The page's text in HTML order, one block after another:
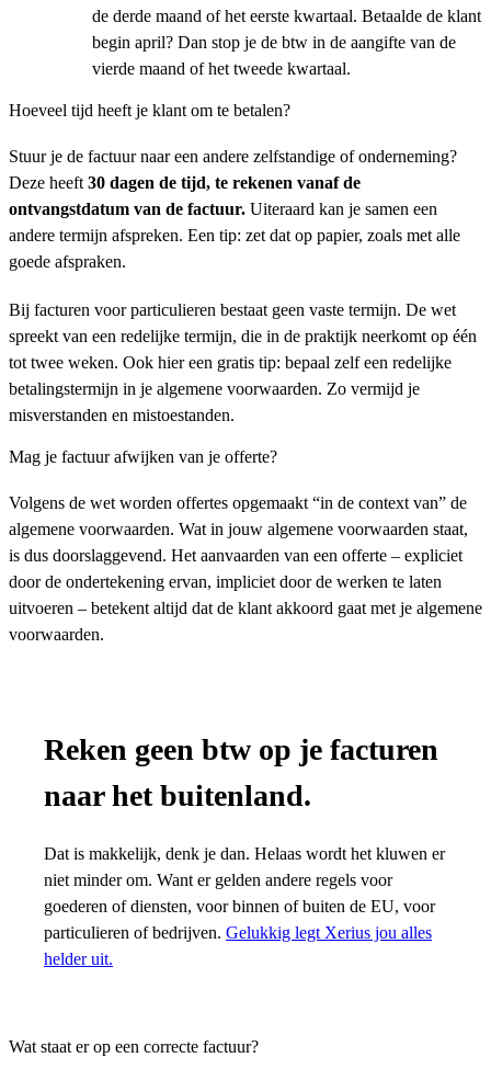
de derde maand of het eerste kwartaal. Betaalde de klant
begin april? Dan stop je de btw in de aangifte van de
vierde maand of het tweede kwartaal.
Hoeveel tijd heeft je klant om te betalen?
Stuur je de factuur naar een andere zelfstandige of onderneming?
Deze heeft 30 dagen de tijd, te rekenen vanaf de
ontvangstdatum van de factuur. Uiteraard kan je samen een
andere termijn afspreken. Een tip: zet dat op papier, zoals met alle
goede afspraken.
Bij facturen voor particulieren bestaat geen vaste termijn. De wet
spreekt van een redelijke termijn, die in de praktijk neerkomt op één
tot twee weken. Ook hier een gratis tip: bepaal zelf een redelijke
betalingstermijn in je algemene voorwaarden. Zo vermijd je
misverstanden en mistoestanden.
Mag je factuur afwijken van je offerte?
Volgens de wet worden offertes opgemaakt “in de context van” de
algemene voorwaarden. Wat in jouw algemene voorwaarden staat,
is dus doorslaggevend. Het aanvaarden van een offerte – expliciet
door de ondertekening ervan, impliciet door de werken te laten
uitvoeren – betekent altijd dat de klant akkoord gaat met je algemene
voorwaarden.
Reken geen btw op je facturen
naar het buitenland.
Dat is makkelijk, denk je dan. Helaas wordt het kluwen er
niet minder om. Want er gelden andere regels voor
goederen of diensten, voor binnen of buiten de EU, voor
particulieren of bedrijven. Gelukkig legt Xerius jou alles
helder uit.
Wat staat er op een correcte factuur?